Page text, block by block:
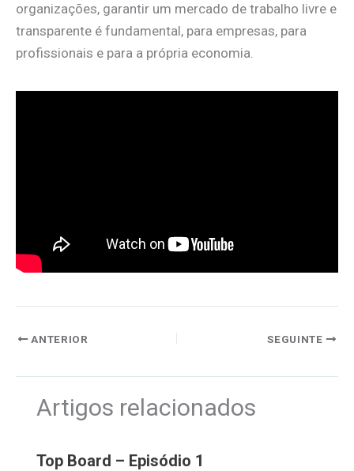
organizações, garantir um mercado de trabalho livre e
transparente é fundamental, para empresas, para
profissionais e para a própria economia.
ANTERIOR SEGUINTE
Artigos relacionados
Top Board – Episódio 1